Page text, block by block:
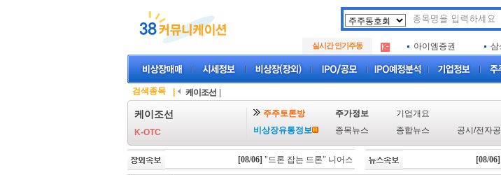
실시간 인기주동
. 아크로스 두
아이엠증권 삼
.
아크로스
.
루켄테크놀러지 아
검색종목 케이조선
케이조선
K-OTC
주주토론방 주가정보
기업개요
비상장유통정보
종목뉴스 종합뉴스 공시 /전자공
[08/06]"드론 잡는 드론" 니어스랩, IPO 시동 "2029년 방공망 체계 편입"
[08/06]